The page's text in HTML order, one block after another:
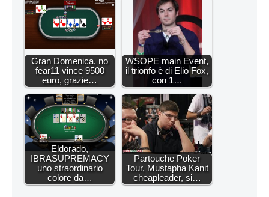
Gran Domenica, no
fear11 vince 9500
euro, grazie…
WSOPE main Event,
il trionfo è di Elio Fox,
con 1…
Eldorado,
IBRASUPREMACY
uno straordinario
colore da…
Partouche Poker
Tour, Mustapha Kanit
cheapleader, si…